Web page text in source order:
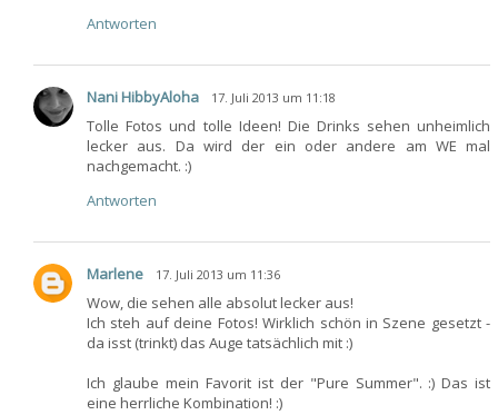
Antworten
Nani HibbyAloha 17. Juli 2013 um 11:18
Tolle Fotos und tolle Ideen! Die Drinks sehen unheimlich
lecker aus. Da wird der ein oder andere am WE mal
nachgemacht. :)
Antworten
Marlene 17. Juli 2013 um 11:36
Wow, die sehen alle absolut lecker aus!
Ich steh auf deine Fotos! Wirklich schön in Szene gesetzt -
da isst (trinkt) das Auge tatsächlich mit :)
Ich glaube mein Favorit ist der "Pure Summer". :) Das ist
eine herrliche Kombination! :)